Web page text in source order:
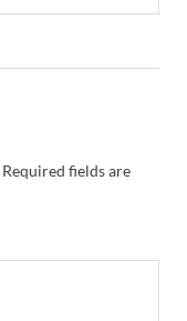
Required fields are